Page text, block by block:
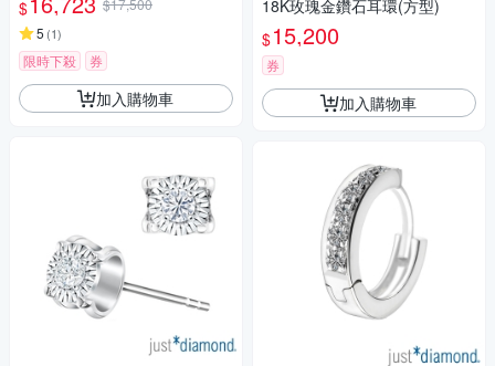
$
$17,500
5 (1)
限時下殺 券
加入購物車
18K玫瑰金鑽石耳環(方型)
$15,200
券
加入購物車